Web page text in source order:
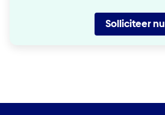
Solliciteer nu